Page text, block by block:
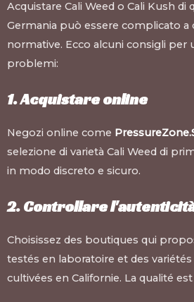
Acquistare Cali Weed o Cali Kush di
Germania può essere complicato a
normative. Ecco alcuni consigli per
problemi:
1. Acquistare online
Negozi online come
selezione di varietà Cali Weed di
in modo discreto e sicuro.
2. Controllare
Choisissez des boutiques qui
testés en laboratoire et des variétés
cultivées en Californie. La qualité